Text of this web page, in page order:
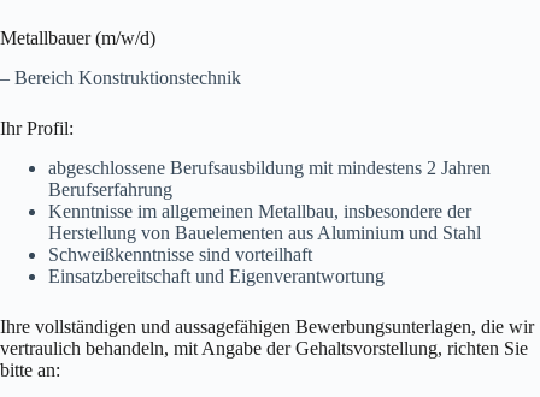
Metallbauer (m/w/d)
– Bereich Konstruktionstechnik
Ihr Profil:
abgeschlossene Berufsausbildung mit mindestens 2 Jahren
Berufserfahrung
Kenntnisse im allgemeinen Metallbau, insbesondere der
Herstellung von Bauelementen aus Aluminium und Stahl
Schweißkenntnisse sind vorteilhaft
Einsatzbereitschaft und Eigenverantwortung
Ihre vollständigen und aussagefähigen Bewerbungsunterlagen, die wir
vertraulich behandeln, mit Angabe der Gehaltsvorstellung, richten Sie
bitte an: